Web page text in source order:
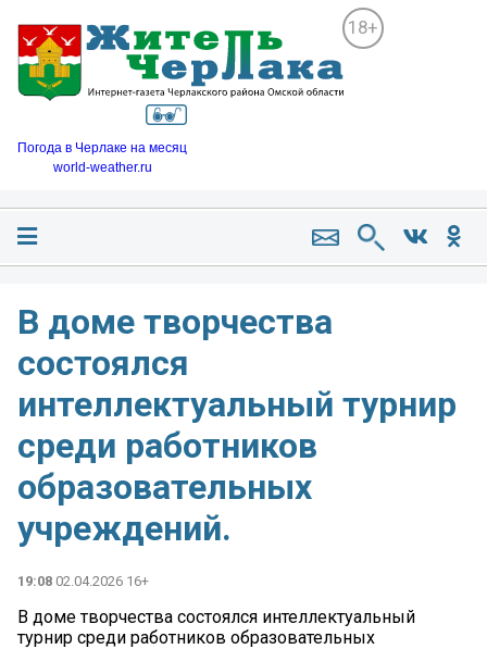
18+
Погода в Черлаке на месяц
world-weather.ru
В доме творчества
состоялся
интеллектуальный турнир
среди работников
образовательных
учреждений.
19:08 02.04.2026 16+
В доме творчества состоялся интеллектуальный
турнир среди работников образовательных